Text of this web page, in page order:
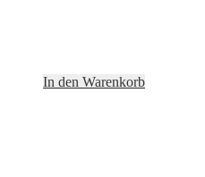
In den Warenkorb